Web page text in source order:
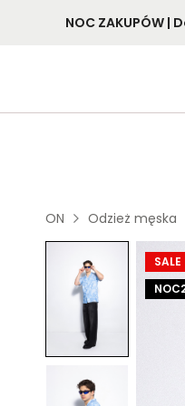
NOC ZAKUPÓW
ON Odzież męska
SALE